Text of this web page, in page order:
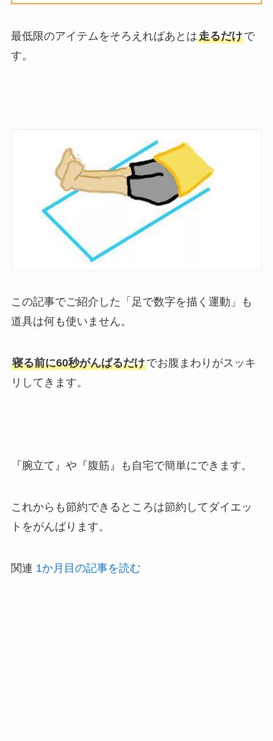
最低限のアイテムをそろえればあとは走るだけで
す。
この記事でご紹介した「足で数字を描く運動」も
道具は何も使いません。
寝る前に60秒がんばるだけでお腹まわりがスッキ
リ してきます。
『腕立て』や『腹筋』も自宅で簡単にできます。
これからも節約できるところは節約してダイエッ
ト をがんばります。
関連 1か月目の記事を読む